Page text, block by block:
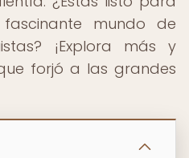
mundo de
¡Explora más y
forjó a las grandes